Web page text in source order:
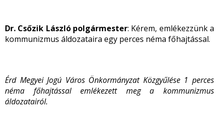
Dr. Csőzik László polgármester: Kérem, emlékezzünk a
kommunizmus áldozataira egy perces néma főhajtással.
Érd Megyei Jogú Város Önkormányzat Közgyűlése 1 perces
néma főhajtással emlékezett meg a kommunizmus
áldozatairól.